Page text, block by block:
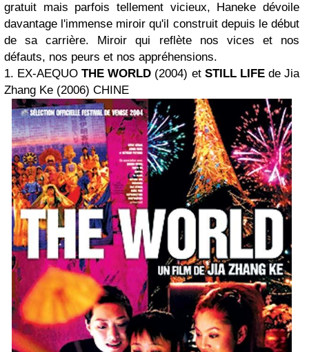
gratuit mais parfois tellement vicieux, Haneke dévoile
davantage l'immense miroir qu'il construit depuis le début
de sa carrière. Miroir qui reflète nos vices et nos
défauts, nos peurs et nos appréhensions.
1. EX-AEQUOTHE WORLD (2004) et STILL LIFEde Jia
Zhang Ke (2006) CHINE